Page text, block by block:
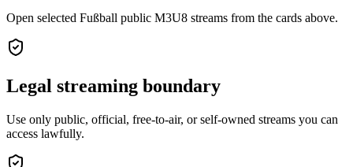
Open selected Fußball public M3U8 streams from the cards above.
Legal streaming boundary
Use only public, official, free-to-air, or self-owned streams you can
access lawfully.